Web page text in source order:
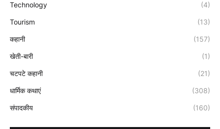
Technology (4)
Tourism (13)
कहानी (157)
खेती-बारी (1)
चटपटे कहानी (21)
धार्मिक कथाएं (308)
संपादकीय (160)